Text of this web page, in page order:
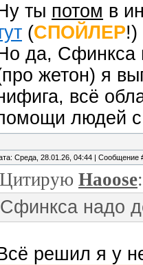
ты потом в
(СПОЙЛЕР!)
да, Сфинкса
жетон) я
всё
людей
Среда, 28.01.26, 04:44 | Сообщение
Цитирую Haoose:
Сфинкса надо
решил я у